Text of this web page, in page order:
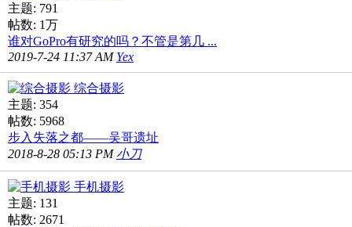
主题: 791
帖数: 1万
谁对GoPro有研究的吗？不管是第几 ...
2019-7-24 11:37 AM Yex
综合摄影
主题: 354
帖数: 5968
步入失落之都——吴哥遗址
2018-8-28 05:13 PM 小刀
手机摄影
主题: 131
帖数: 2671